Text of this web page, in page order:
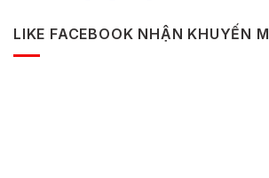
LIKE FACEBOOK NHẬN KHUYẾN